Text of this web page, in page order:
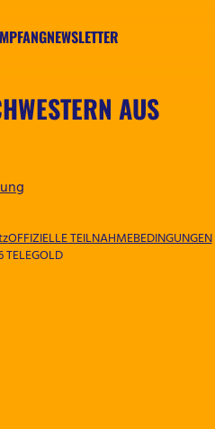
NEWSLETTER
AUS
OFFIZIELLE TEILNAHMEBEDINGUNGEN